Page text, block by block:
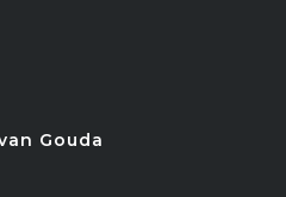
Gouda